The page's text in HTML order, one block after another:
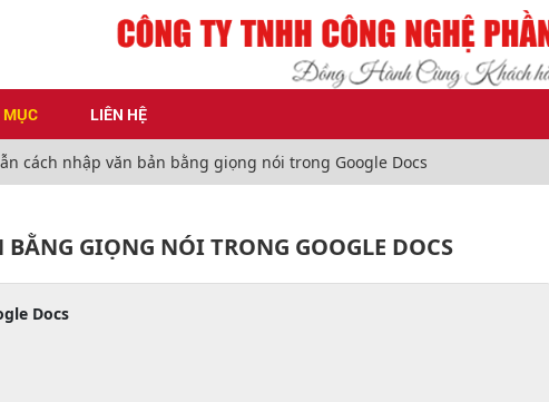
MỤC LIÊN HỆ
cách nhập văn bản bằng giọng nói trong Google Docs
GIỌNG NÓI TRONG GOOGLE DOCS
Docs